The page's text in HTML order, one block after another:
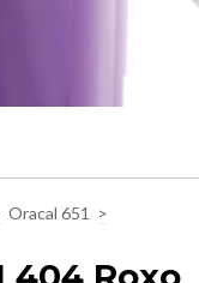
Oracal 651
>